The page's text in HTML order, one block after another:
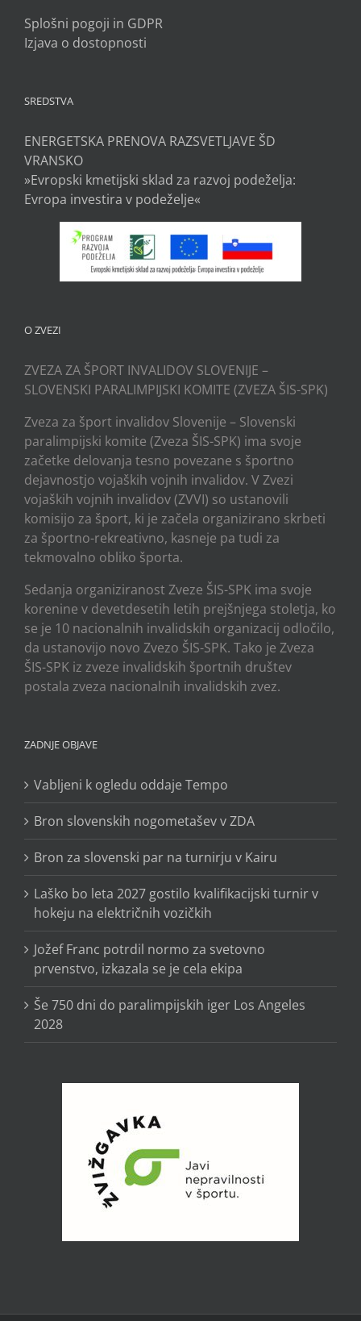
Splošni pogoji in GDPR
Izjava o dostopnosti
SREDSTVA
ENERGETSKA PRENOVA RAZSVETLJAVE ŠD
VRANSKO
»Evropski kmetijski sklad za razvoj podeželja:
Evropa investira v podeželje«
O ZVEZI
ZVEZA ZA ŠPORT INVALIDOV SLOVENIJE –
SLOVENSKI PARALIMPIJSKI KOMITE (ZVEZA ŠIS-SPK)
Zveza za šport invalidov Slovenije – Slovenski
paralimpijski komite (Zveza ŠIS-SPK) ima svoje
začetke delovanja tesno povezane s športno
dejavnostjo vojaških vojnih invalidov. V Zvezi
vojaških vojnih invalidov (ZVVI) so ustanovili
komisijo za šport, ki je začela organizirano skrbeti
za športno-rekreativno, kasneje pa tudi za
tekmovalno obliko športa.
Sedanja organiziranost Zveze ŠIS-SPK ima svoje
korenine v devetdesetih letih prejšnjega stoletja, ko
se je 10 nacionalnih invalidskih organizacij odločilo,
da ustanovijo novo Zvezo ŠIS-SPK. Tako je Zveza
ŠIS-SPK iz zveze invalidskih športnih društev
postala zveza nacionalnih invalidskih zvez.
ZADNJE OBJAVE
Vabljeni k ogledu oddaje Tempo
Bron slovenskih nogometašev v ZDA
Bron za slovenski par na turnirju v Kairu
Laško bo leta 2027 gostilo kvalifikacijski turnir v
hokeju na električnih vozičkih
Jožef Franc potrdil normo za svetovno
prvenstvo, izkazala se je cela ekipa
Še 750 dni do paralimpijskih iger Los Angeles
2028